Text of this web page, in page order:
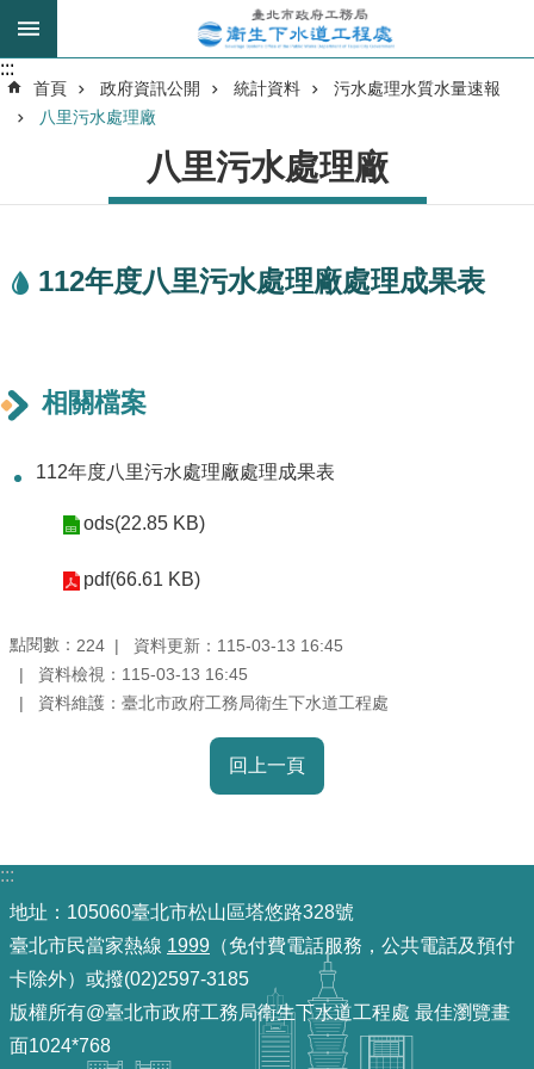
跳到主要內容區塊
進
階
我
的
告
介
紹
府
資
訊
公
:::
:::
首頁 政府資訊公開 統計資料
污水處理水質水量速報
八里污水處理廠
八里污水處理廠
112年度八里污水處理廠處理成果表
相關檔案
112年度八里污水處理廠處理成果表
ods(22.85 KB)
pdf(66.61 KB)
點閱數： 224
資料更新：115-03-13 16:45
資料檢視：115-03-13 16:45
資料維護：臺北市政府工務局衛生下水道工程處
回上一頁
:::
地址：105060臺北市松山區塔悠路328號
臺北市民當家熱線 1999 （免付費電話服務，公共電話及預付
卡除外）或撥(02)2597-3185
版權所有@臺北市政府工務局衛生下水道工程處 最佳瀏覽畫
面1024*768